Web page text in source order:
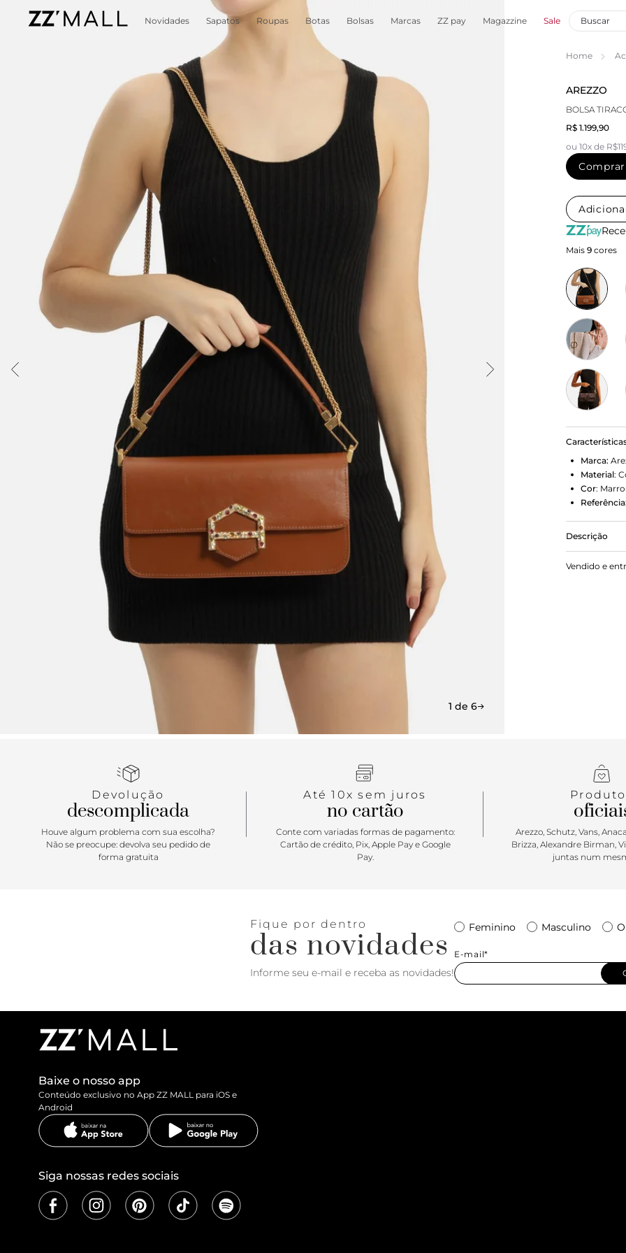
Novidades Sapatos Roupas Botas Bolsas Marcas ZZ pay Magazzine Sale
1 de 6
Home
AREZZO
BOLSA
R$ 1.199,90
ou 10x de
Comprar
Mais 9 cores
Marca:
Material:
Cor:
Referência:
Descrição
Bolsa
formato
Vendido e
Devolução
descomplicada
Houve algum problema com sua escolha?
Não se preocupe: devolva seu pedido de
forma gratuita
Até 10x sem juros
no cartão
Conte com variadas formas de pagamento:
Cartão de crédito, Pix, Apple Pay e Google
Pay.
Arezzo, Schutz, Vans,
Brizza, Alexandre Birman,
juntas num
Fique por dentro
das novidades
Informe seu e-mail e receba as novidades!
Feminino Masculino
E-mail*
Baixe o nosso app
Conteúdo exclusivo no App ZZ MALL para iOS e
Android
Siga nossas redes sociais